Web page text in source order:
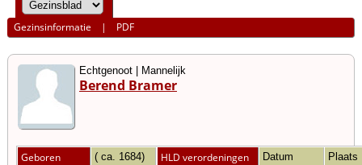
Gezinsinformatie | PDF
Echtgenoot | Mannelijk
Berend Bramer
Geboren ( ca. 1684) HLD verordeningen Datum Plaats